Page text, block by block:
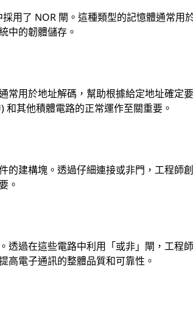
用了 NOR 閘。這種類型的記憶體通常用
中的韌體儲存。
常用於地址解碼，幫助根據給定地址確定
其他積體電路的正常運作至關重要。
的建構塊。透過仔細連接或非門，工程師
。
透過在這些電路中利用「或非」閘，工程
高電子通訊的整體品質和可靠性。